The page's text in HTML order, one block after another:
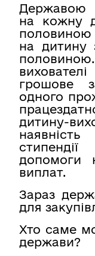
Державою
на кожну
половиною
на дитину
грошове
одного
дитину-
допомоги
виплат.
Зараз
для
Хто саме
держави?